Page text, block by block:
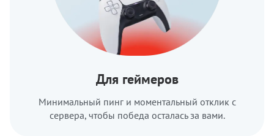
Для геймеров
Минимальный пинг и моментальный отклик с
сервера, чтобы победа осталась за вами.